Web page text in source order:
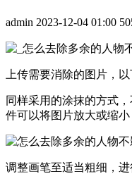
admin 2023-12-04 01:00
上传需要消除的图片，以
同样采用的涂抹的方式
件可以将图片放大或缩
调整画笔至适当粗细，